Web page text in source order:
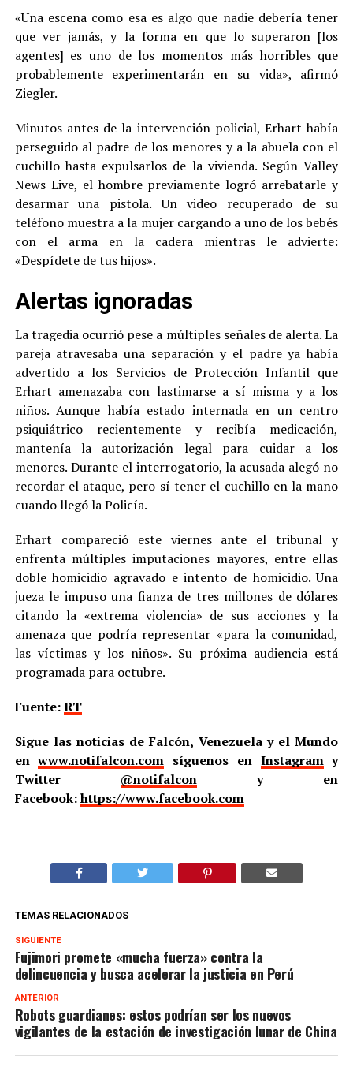
«Una escena como esa es algo que nadie debería tener
que ver jamás, y la forma en que lo superaron [los
agentes] es uno de los momentos más horribles que
probablemente experimentarán en su vida», afirmó
Ziegler.
Minutos antes de la intervención policial, Erhart había
perseguido al padre de los menores y a la abuela con el
cuchillo hasta expulsarlos de la vivienda. Según Valley
News Live, el hombre previamente logró arrebatarle y
desarmar una pistola. Un video recuperado de su
teléfono muestra a la mujer cargando a uno de los bebés
con el arma en la cadera mientras le advierte:
«Despídete de tus hijos».
Alertas ignoradas
La tragedia ocurrió pese a múltiples señales de alerta. La
pareja atravesaba una separación y el padre ya había
advertido a los Servicios de Protección Infantil que
Erhart amenazaba con lastimarse a sí misma y a los
niños. Aunque había estado internada en un centro
psiquiátrico recientemente y recibía medicación,
mantenía la autorización legal para cuidar a los
menores. Durante el interrogatorio, la acusada alegó no
recordar el ataque, pero sí tener el cuchillo en la mano
cuando llegó la Policía.
Erhart compareció este viernes ante el tribunal y
enfrenta múltiples imputaciones mayores, entre ellas
doble homicidio agravado e intento de homicidio. Una
jueza le impuso una fianza de tres millones de dólares
citando la «extrema violencia» de sus acciones y la
amenaza que podría representar «para la comunidad,
las víctimas y los niños». Su próxima audiencia está
programada para octubre.
Fuente:RT
Sigue las noticias de Falcón, Venezuela y el Mundo
enwww.notifalcon.com síguenos en Instagramy
Twitter @notifalcony en
Facebook:https://www.facebook.com
TEMAS RELACIONADOS
SIGUIENTE
Fujimori promete «mucha fuerza» contra la
delincuencia y busca acelerar la justicia en Perú
ANTERIOR
Robots guardianes: estos podrían ser los nuevos
vigilantes de la estación de investigación lunar de China